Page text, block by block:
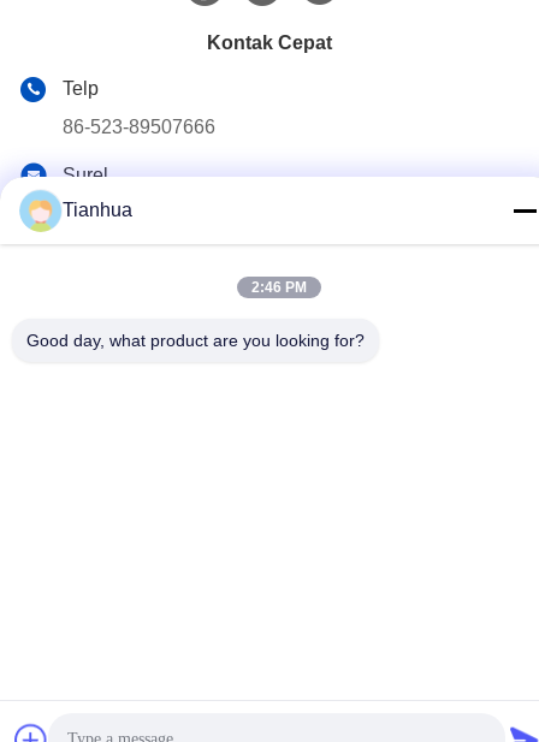
Kontak Cepat
Telp
86-523-89507666
Surel
info@tianhua-rigging.com
Alamat
No. 8, Jalan Xinqiao, Kawasan Industri Lingang, Distrik
Tianhua
2:46 PM
Good day, what product are you looking for?